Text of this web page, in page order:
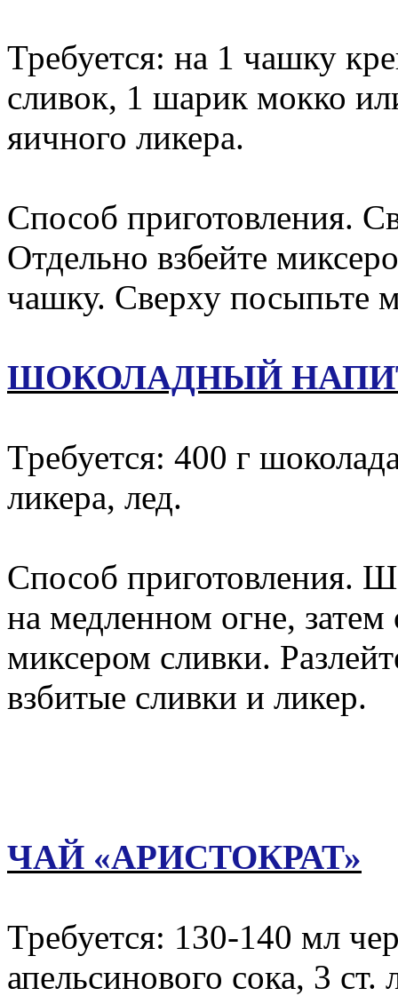
Требуется: на 1 чашку
сливок, 1 шарик мокко
яичного ликера.
Способ приготовления.
Отдельно взбейте
чашку. Сверху посыпьте
ШОКОЛАДНЫЙ
Требуется: 400 г
ликера, лед.
Способ приготовления.
на медленном огне, затем
миксером сливки.
взбитые сливки и ликер.
ЧАЙ «АРИСТОКРАТ»
Требуется: 130-140 мл
апельсинового сока, 3 ст.